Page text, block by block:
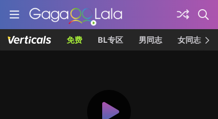
免费 BL专区 男同志 女同志